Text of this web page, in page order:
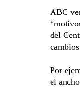
ABC
del
Por
el